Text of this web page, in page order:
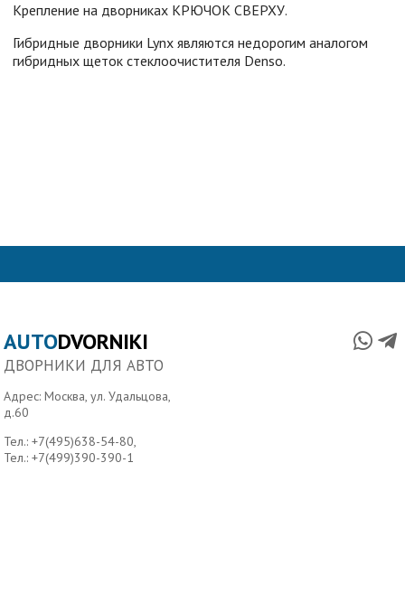
Крепление на дворниках КРЮЧОК СВЕРХУ.
Гибридные дворники Lynx являются недорогим аналогом
гибридных щеток стеклоочистителя Denso.
AUTODVORNIKI
ДВОРНИКИ ДЛЯ АВТО
Адрес: Москва, ул. Удальцова,
д.60
Тел.:+7(495)638-54-80,
Тел.:+7(499)390-390-1